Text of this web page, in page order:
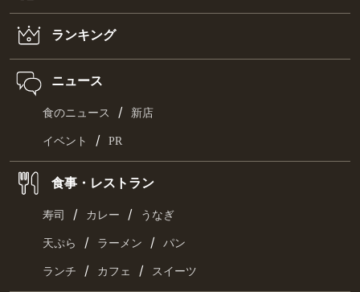
ランキング
ニュース
食のニュース / 新店
イベント / PR
食事・レストラン
寿司 / カレー / うなぎ
天ぷら / ラーメン / パン
ランチ / カフェ / スイーツ